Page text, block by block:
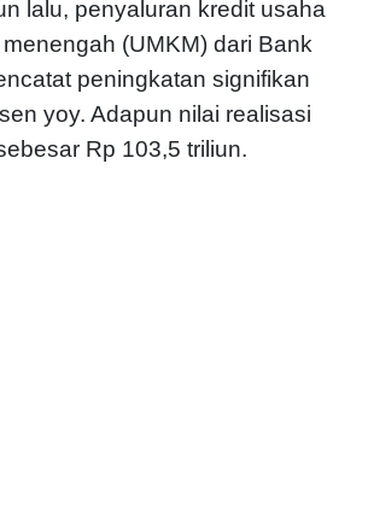
lalu, penyaluran kredit usaha
(UMKM) dari Bank
peningkatan signifikan
yoy. Adapun nilai realisasi
Rp 103,5 triliun.